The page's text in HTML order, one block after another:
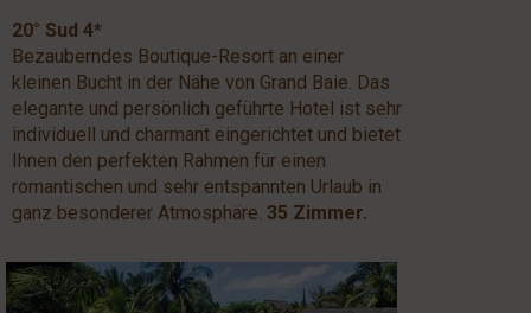
20° Sud 4*
Bezauberndes Boutique-Resort an einer
kleinen Bucht in der Nähe von Grand Baie. Das
elegante und persönlich geführte Hotel ist sehr
individuell und charmant eingerichtet und bietet
Ihnen den perfekten Rahmen für einen
romantischen und sehr entspannten Urlaub in
ganz besonderer Atmosphäre. 35 Zimmer.